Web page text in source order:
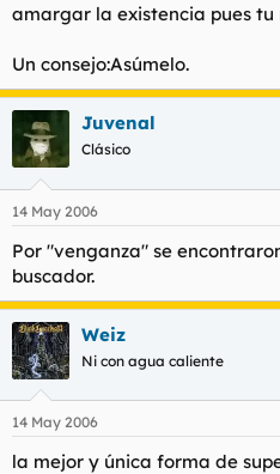
amargar la existencia pues tu
Un consejo:Asúmelo.
Juvenal
Clásico
14 May 2006
Por "venganza" se
buscador.
Weiz
Ni con agua caliente
14 May 2006
la mejor y única forma de